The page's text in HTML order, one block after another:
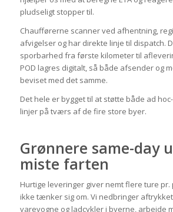
pludseligt stopper til.
Chaufførerne scanner ved afhentning,
afvigelser og har direkte linje til dispatch.
sporbarhed fra første kilometer til
POD lagres digitalt, så både afsender og
beviset med det samme.
Det hele er bygget til at støtte både ad
linjer på tværs af de fire store byer.
Grønnere same-day
miste farten
Hurtige leveringer giver nemt flere ture pr.
ikke tænker sig om. Vi nedbringer
varevogne og ladcykler i byerne, arbejde